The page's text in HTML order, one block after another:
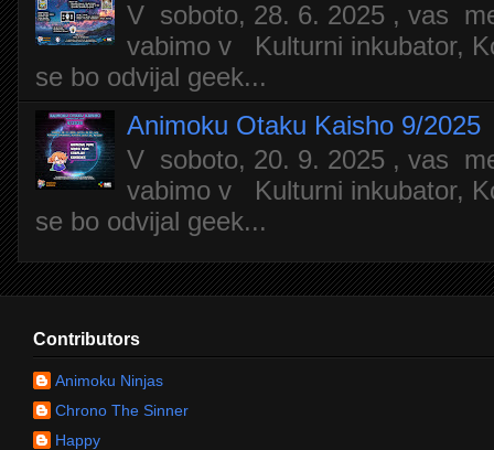
V soboto, 28. 6. 2025 , vas
vabimo v Kulturni inkubator,
se bo odvijal geek...
Animoku Otaku Kaisho 9/2025
V soboto, 20. 9. 2025 , vas
vabimo v Kulturni inkubator,
se bo odvijal geek...
Contributors
Animoku Ninjas
Chrono The Sinner
Happy